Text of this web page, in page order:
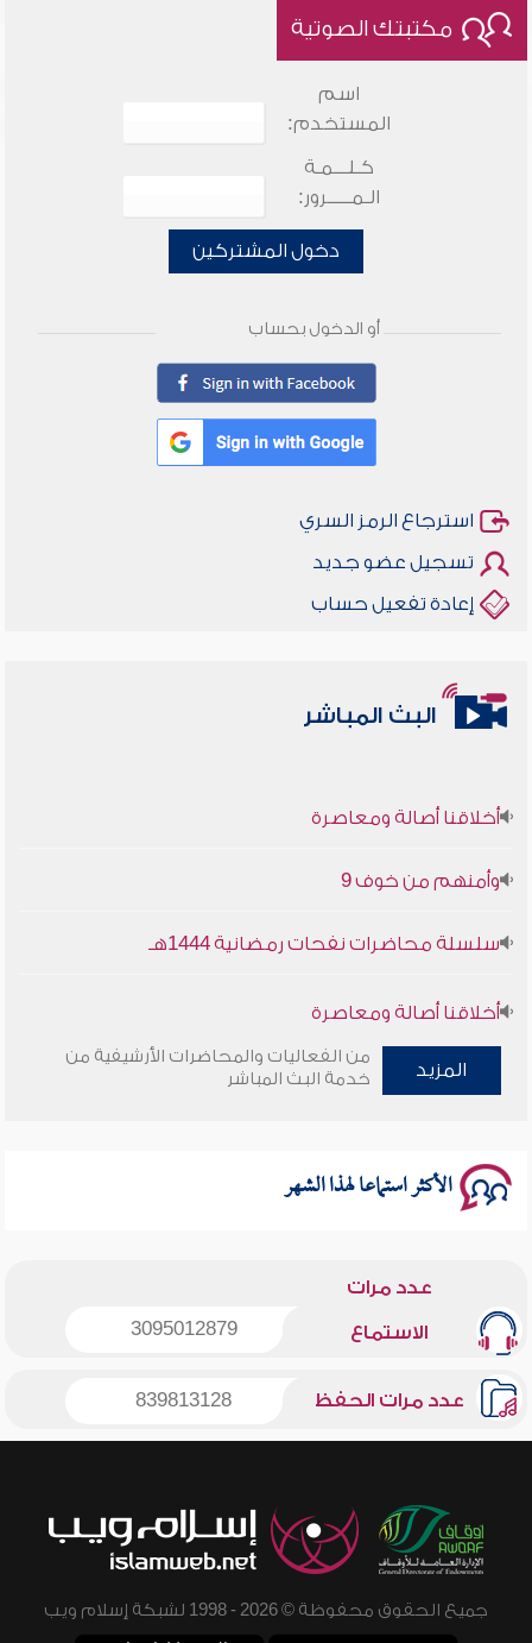
مكتبتك الصوتية
اسم
المستخدم:
كـلـــمـة
الـمـــــرور:
دخول المشتركين
أو الدخول بحساب
استرجاع الرمز السري
تسجيل عضو جديد
إعادة تفعيل حساب
البث المباشر
أخلاقنا أصالة ومعاصرة
وأمنهم من خوف 9
سلسلة محاضرات نفحات رمضانية 1444هـ
أخلاقنا أصالة ومعاصرة
وأمنهم من خوف 9
المزيد
من الفعاليات والمحاضرات الأرشيفية من
خدمة البث المباشر
الأكثر استماعا لهذا الشهر
عدد مرات
الاستماع 3095012879
عدد مرات الحفظ 839813128
جميع الحقوق محفوظة © 2026 - 1998 لشبكة إسلام ويب